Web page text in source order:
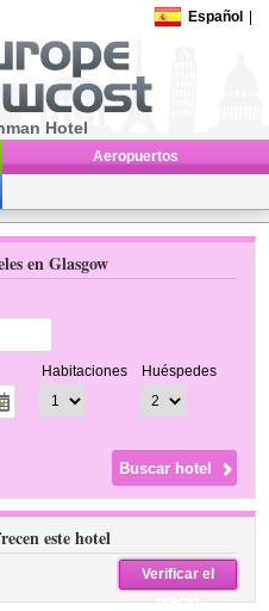
Español
Hotel
Aeropuertos
en Glasgow
Habitaciones Huéspedes
este hotel
Verificar el
precio